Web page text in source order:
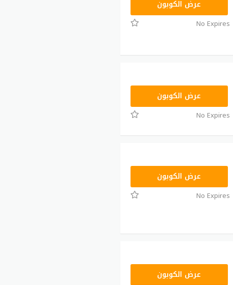
RRF24عرض الكوبون
No Expires
RRF24عرض الكوبون
No Expires
RRF24عرض الكوبون
No Expires
RRF24عرض الكوبون